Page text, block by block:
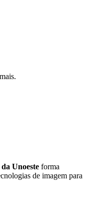
Unoeste forma
de imagem para